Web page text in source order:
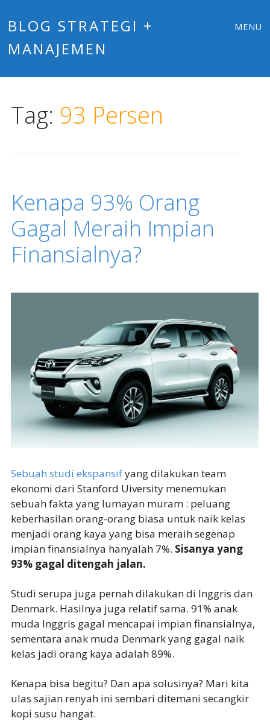
BLOG STRATEGI +
MANAJEMEN
MENU
Tag: 93 Persen
Kenapa 93% Orang
Gagal Meraih Impian
Finansialnya?
Sebuah studi ekspansifyang dilakukan team
ekonomi dari Stanford Uiversity menemukan
sebuah fakta yang lumayan muram : peluang
keberhasilan orang-orang biasa untuk naik kelas
menjadi orang kaya yang bisa meraih segenap
impian finansialnya hanyalah 7%. Sisanya yang
93% gagal ditengah jalan.
Studi serupa juga pernah dilakukan di Inggris dan
Denmark. Hasilnya juga relatif sama. 91% anak
muda Inggris gagal mencapai impian finansialnya,
sementara anak muda Denmark yang gagal naik
kelas jadi orang kaya adalah 89%.
Kenapa bisa begitu? Dan apa solusinya? Mari kita
ulas sajian renyah ini sembari ditemani secangkir
kopi susu hangat.